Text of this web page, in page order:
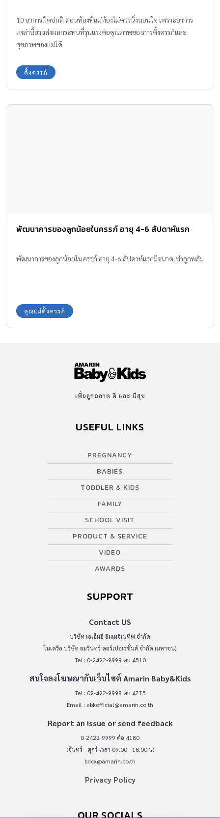
10 อาการผิดปกติ ตอนท้องที่แม่ท้องไม่ควรนิ่งนอนใจ เพราะอาการ
เหล่านี้อาจส่งผลกระทบที่รุนแรงต่อคุณภาพของการตั้งครรภ์และ
สุขภาพของแม่ได้
ตั้งครรภ์
พัฒนาการของลูกน้อยในครรภ์ อายุ 4-6 สัปดาห์แรก
พัฒนาการของลูกน้อยในครรภ์ อายุ 4-6 สัปดาห์แรกมีขนาดเท่าลูกพลัม
คุณแม่ตั้งครรภ์
เพื่อลูกฉลาด ดี และ มีสุข
USEFUL LINKS
PREGNANCY
BABIES
TODDLER & KIDS
FAMILY
SCHOOL VISIT
PRODUCT & SERVICE
VIDEO
AWARDS
SUPPORT
Contact US
บริษัท เอเอ็มอี อิมเมจิเนทีฟ จำกัด
ในเครือ บริษัท อมรินทร์ คอร์เปอเรชั่นส์ จำกัด (มหาชน)
Tel : 0-2422-9999 ต่อ 4510
สนใจลงโฆษณากับเว็บไซต์ Amarin Baby&Kids
Tel : 02-422-9999 ต่อ 4775
Email : abkofficial@amarin.co.th
Report an issue or send feedback
0-2422-9999 ต่อ 4180
(จันทร์ - ศุกร์ เวลา 09.00 - 18.00 น)
bdcx@amarin.co.th
Privacy Policy